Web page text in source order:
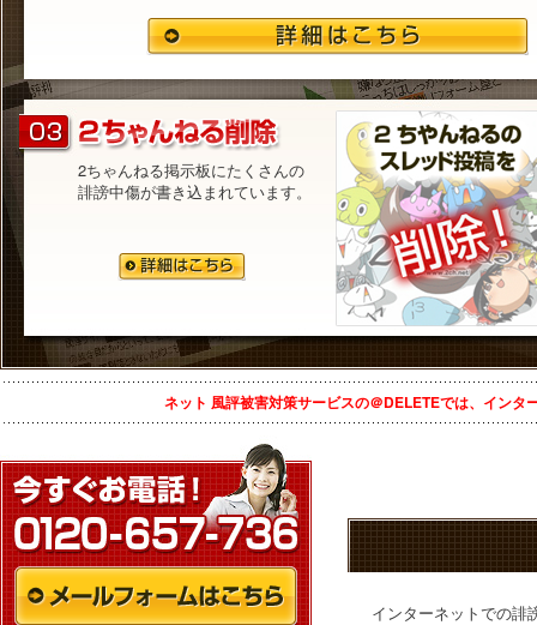
2ちゃんねる掲示板にたくさんの
誹謗中傷が書き込まれています。
ネット 風評被害対策サービスの＠DELETEでは、イン
インターネットでの誹